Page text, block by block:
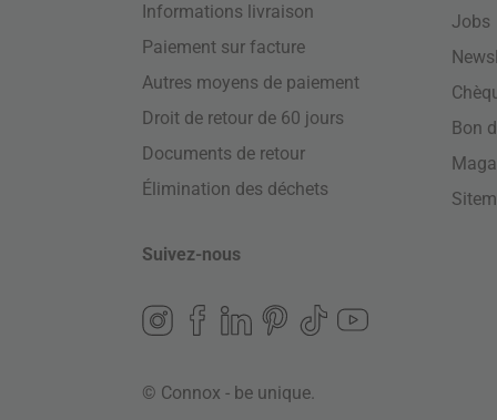
Informations livraison
Paiement sur facture
Autres moyens de paiement
Droit de retour de 60 jours
Documents de retour
Élimination des déchets
Jobs
Bon
Suivez-nous
© Connox - be unique.